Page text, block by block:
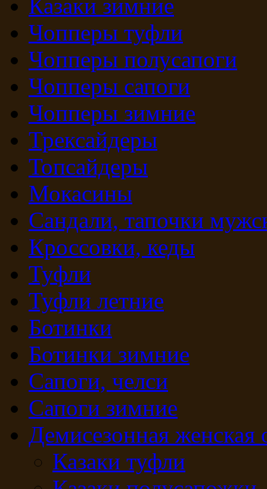
Казаки зимние
Чопперы туфли
Чопперы полусапоги
Чопперы сапоги
Чопперы зимние
Трексайдеры
Топсайдеры
Мокасины
Сандали, тапочки
Кроссовки, кеды
Туфли
Туфли летние
Ботинки
Ботинки зимние
Сапоги, челси
Сапоги зимние
Демисезонная женская
Казаки туфли